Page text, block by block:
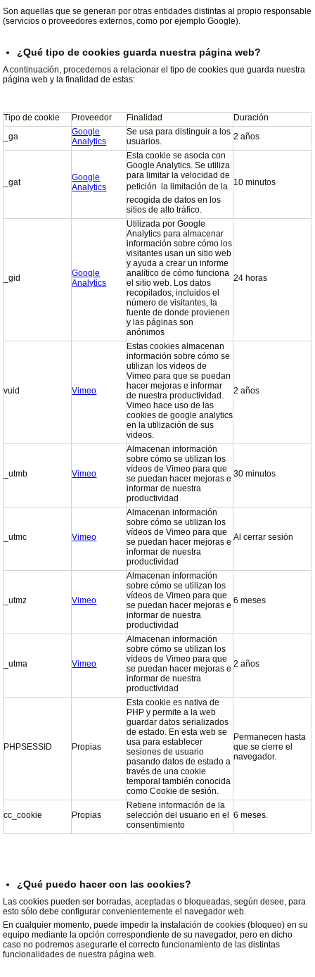
Son aquellas que se generan por otras entidades distintas al propio responsable
(servicios o proveedores externos, como por ejemplo Google).
¿Qué tipo de cookies guarda nuestra página web?
A continuación, procedemos a relacionar el tipo de cookies que guarda nuestra
página web y la finalidad de estas:
Tipo de cookie Proveedor Finalidad
Duración
_ga
Google
Analytics
Se usa para distinguir a los
usuarios.
2 años
_gat
Google
Analytics
Esta cookie se asocia con
Google Analytics. Se utiliza
para limitar la velocidad de
petición  la limitación de la
recogida de datos en los
sitios de alto tráfico.
10 minutos
_gid
Google
Analytics
Utilizada por Google
Analytics para almacenar
información sobre cómo los
visitantes usan un sitio web
y ayuda a crear un informe
analítico de cómo funciona
el sitio web. Los datos
recopilados, incluidos el
número de visitantes, la
fuente de donde provienen
y las páginas son
anónimos
24 horas
vuid Vimeo
Estas cookies almacenan
información sobre cómo se
utilizan los videos de
Vimeo para que se puedan
hacer mejoras e informar
de nuestra productividad.
Vimeo hace uso de las
cookies de google analytics
en la utilización de sus
videos.
2 años
_utmb Vimeo
Almacenan información
sobre cómo se utilizan los
vídeos de Vimeo para que
se puedan hacer mejoras e
informar de nuestra
productividad
30 minutos
_utmc Vimeo
Almacenan información
sobre cómo se utilizan los
vídeos de Vimeo para que
se puedan hacer mejoras e
informar de nuestra
productividad
Al cerrar sesión
_utmz Vimeo
Almacenan información
sobre cómo se utilizan los
vídeos de Vimeo para que
se puedan hacer mejoras e
informar de nuestra
productividad
6 meses
_utma Vimeo
Almacenan información
sobre cómo se utilizan los
vídeos de Vimeo para que
se puedan hacer mejoras e
informar de nuestra
productividad
2 años
PHPSESSID Propias
Esta cookie es nativa de
PHP y permite a la web
guardar datos serializados
de estado. En esta web se
usa para establecer
sesiones de usuario
pasando datos de estado a
través de una cookie
temporal también conocida
como Cookie de sesión.
Permanecen hasta
que se cierre el
navegador.
cc_cookie Propias
Retiene información de la
selección del usuario en el
consentimiento
6 meses.
¿Qué puedo hacer con las cookies?
Las cookies pueden ser borradas, aceptadas o bloqueadas, según desee, para
esto sólo debe configurar convenientemente el navegador web.
En cualquier momento, puede impedir la instalación de cookies (bloqueo) en su
equipo mediante la opción correspondiente de su navegador, pero en dicho
caso no podremos asegurarle el correcto funcionamiento de las distintas
funcionalidades de nuestra página web.